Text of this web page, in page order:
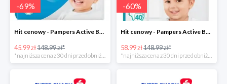
-69%
Hit cenowy - Pampers Active Baby 6
45.99 zł148.99 zł*
*najniższa cena z 30 dni przed obniżką
-60%
Hit cenowy - Pampers Active Baby 7
58.99 zł148.99 zł*
*najniższa cena z 30 dni przed obniżką